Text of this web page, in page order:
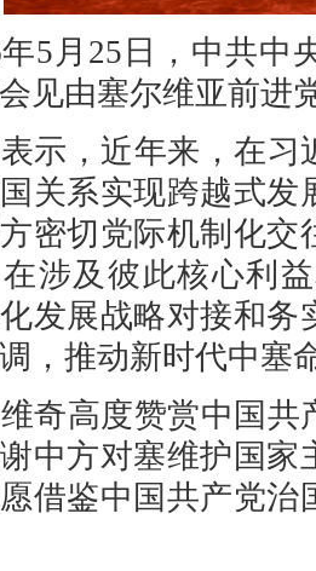
年5月25日，中共中
见由塞尔维亚前进
示，近年来，在习
关系实现跨越式
密切党际机制化
涉及彼此核心利
发展战略对接和
，推动新时代中塞
奇高度赞赏中国共
中方对塞维护国
借鉴中国共产党